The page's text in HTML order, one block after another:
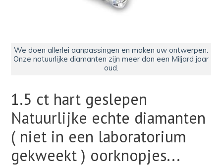
We doen allerlei aanpassingen en maken uw ontwerpen.
Onze natuurlijke diamanten zijn meer dan een Miljard jaar
oud.
1.5 ct hart geslepen
Natuurlijke echte diamanten
( niet in een laboratorium
gekweekt ) oorknopjes...